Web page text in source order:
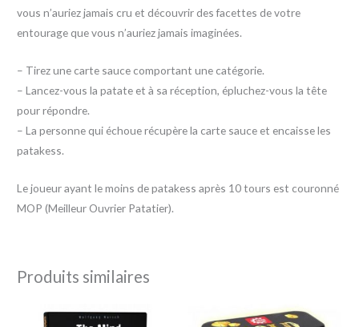
vous n’auriez jamais cru et découvrir des facettes de votre
entourage que vous n’auriez jamais imaginées.
– Tirez une carte sauce comportant une catégorie.
– Lancez-vous la patate et à sa réception, épluchez-vous la tête
pour répondre.
– La personne qui échoue récupère la carte sauce et encaisse les
patakess.
Le joueur ayant le moins de patakess après 10 tours est couronné
MOP (Meilleur Ouvrier Patatier).
Produits similaires